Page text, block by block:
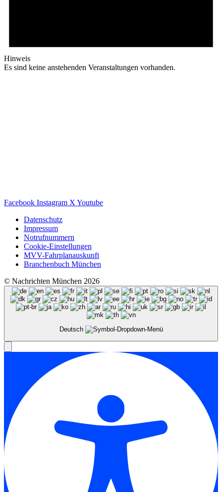
Hinweis
Es sind keine anstehenden Veranstaltungen vorhanden.
Facebook Instagram X Youtube
Datenschutz
Impressum
Notrufnummern
Cookie-Einstellungen
MVV-Fahrplanauskunft
Branchenbuch München
© Nachrichten München 2026
Deutsch